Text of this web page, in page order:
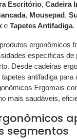
Escritório, Cadeira
, Mousepad,
e Tapetes Antifadiga.
ergonômicos
específicas de
Desde cadeiras
antifadiga para
Ergomais
mais saudáveis,
segmentos